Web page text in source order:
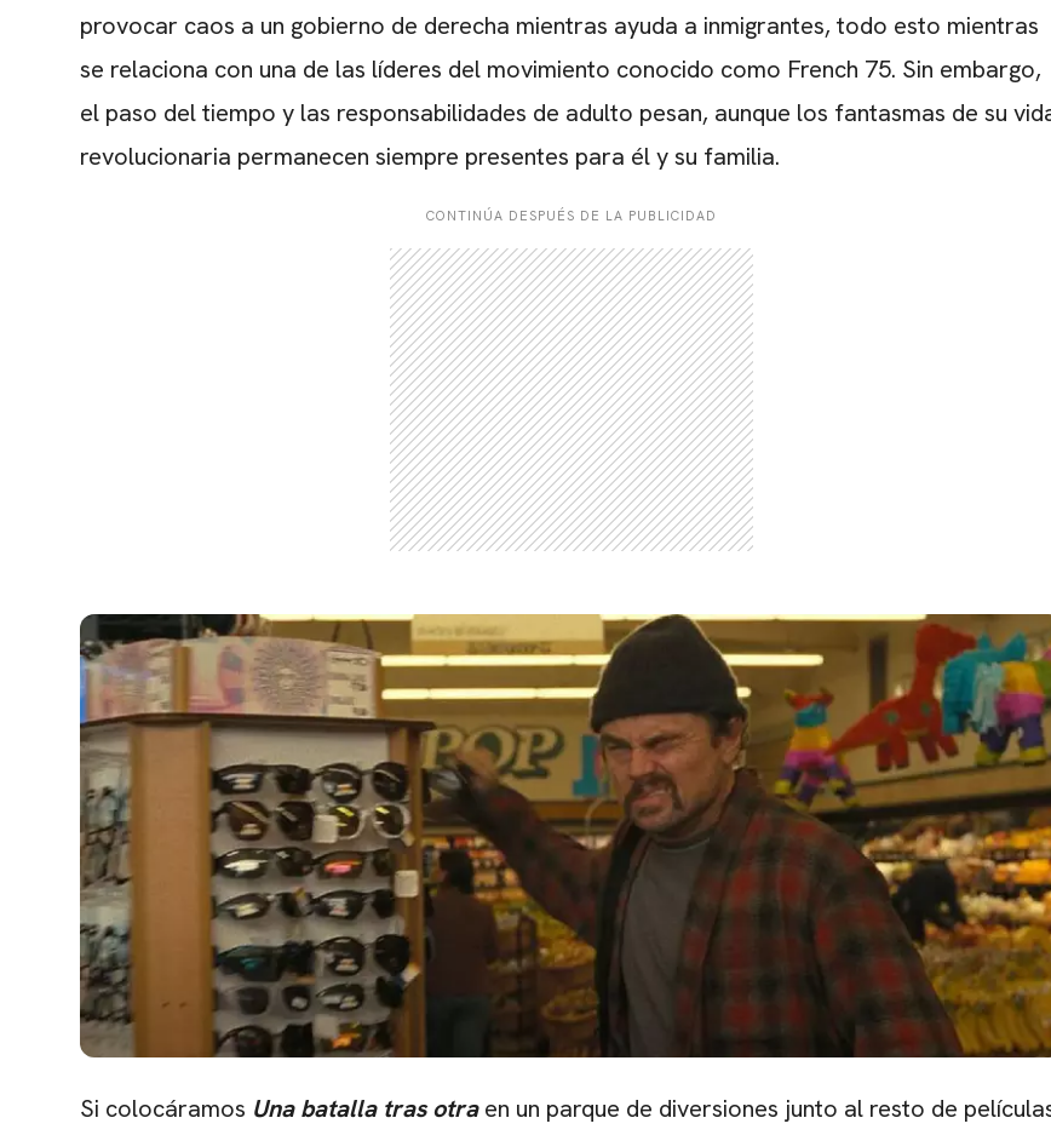
provocar caos a un gobierno de derecha mientras ayuda a inmigrantes, todo esto mientras
se relaciona con una de las líderes del movimiento conocido como French 75. Sin embargo,
el paso del tiempo y las responsabilidades de adulto pesan, aunque los fantasmas de su
revolucionaria permanecen siempre presentes para él y su familia.
CONTINÚA DESPUÉS DE LA PUBLICIDAD
Si colocáramos Una batalla tras otraen un parque de diversiones junto al resto de
CARREGANDO PUBLICIDADE